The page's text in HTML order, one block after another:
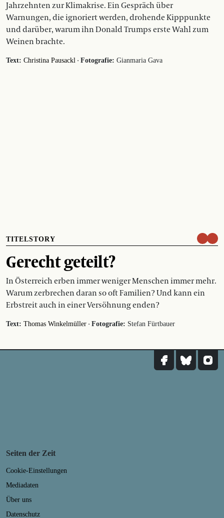
Jahrzehnten zur Klimakrise. Ein Gespräch über
Warnungen, die ignoriert werden, drohende Kipppunkte
und darüber, warum ihn Donald Trumps erste Wahl zum
Weinen brachte.
Text: Christina Pausackl · Fotografie: Gianmaria Gava
TITELSTORY
Gerecht geteilt?
In Österreich erben immer weniger Menschen immer mehr.
Warum zerbrechen daran so oft Familien? Und kann ein
Erbstreit auch in einer Versöhnung enden?
Text: Thomas Winkelmüller · Fotografie: Stefan Fürtbauer
Seiten der Zeit
Cookie-Einstellungen
Mediadaten
Über uns
Datenschutz